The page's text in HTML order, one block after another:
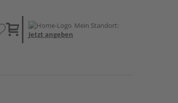
Mein Standort:
Jetzt angeben